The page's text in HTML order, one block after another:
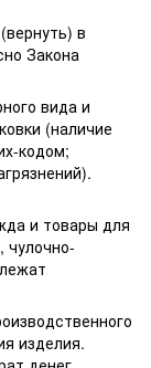
в
Закона
вида и
(наличие
кодом;
и товары для
чулочно-
изделия.